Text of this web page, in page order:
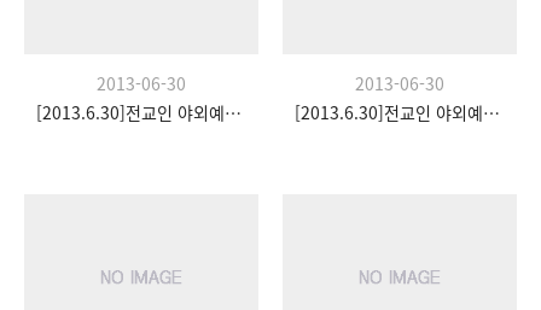
2013-06-30
[2013.6.30]전교인 야외예배- 팀수양관
2013-06-30
[2013.6.30]전교인 야외예배- 팀수양관